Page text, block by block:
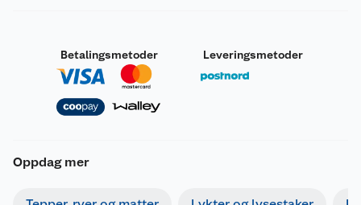
Betalingsmetoder Leveringsmetoder
Oppdag mer